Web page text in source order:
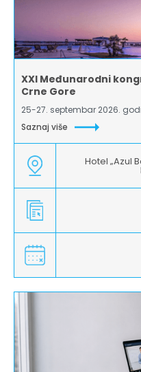
XXI Međunarodni
Crne Gore
25-27. septembar 2026.
Saznaj više
Hotel „Azul